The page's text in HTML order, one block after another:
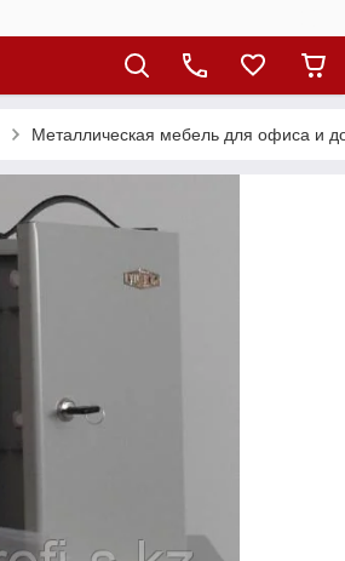
Металлическая мебель для офиса и